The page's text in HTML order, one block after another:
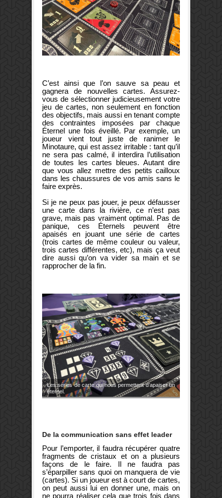
C’est ainsi que l’on sauve sa peau et
gagnera de nouvelles cartes. Assurez-
vous de sélectionner judicieusement votre
jeu de cartes, non seulement en fonction
des objectifs, mais aussi en tenant compte
des contraintes imposées par chaque
Éternel une fois éveillé. Par exemple, un
joueur vient tout juste de ranimer le
Minotaure, qui est assez irritable : tant qu’il
ne sera pas calmé, il interdira l’utilisation
de toutes les cartes bleues. Autant dire
que vous allez mettre des petits cailloux
dans les chaussures de vos amis sans le
faire exprès.
Si je ne peux pas jouer, je peux défausser
une carte dans la rivière, ce n’est pas
grave, mais pas vraiment optimal. Pas de
panique, ces Éternels peuvent être
apaisés en jouant une série de cartes
(trois cartes de même couleur ou valeur,
trois cartes différentes, etc), mais ça veut
dire aussi qu’on va vider sa main et se
rapprocher de la fin.
Les séries de carte qui nous permettent d’apaiser un
éternel.
De la communication sans effet leader
Pour l’emporter, il faudra récupérer quatre
fragments de cristaux et on a plusieurs
façons de le faire. Il ne faudra pas
s’éparpiller sans quoi on manquera de vie
(cartes). Si un joueur est à court de cartes,
on peut aussi lui en donner une, mais on
ne pourra réaliser cela que trois fois dans